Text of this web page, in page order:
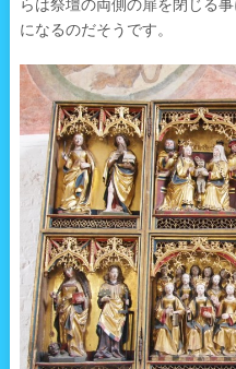
らは祭壇の両側の扉を閉じる
になるのだそうです。